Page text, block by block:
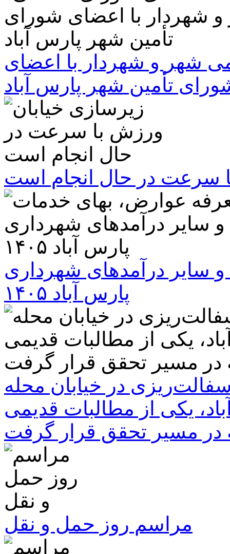
شهر و شهردار با اعضای
تأمین شهر پارس آباد
سرعت در حال انجام است
سایر درآمدهای شهرداری
پارس آباد ۱۴۰۵
در خیابان محله
یکی از مطالبات قدیمی
در مسیر تحقق قرار گرفت
مراسم روز حمل و نقل